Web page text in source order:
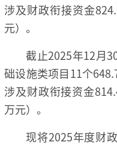
涉及财政衔接资金
元）。
截止2025年12月
础设施类项目11个
涉及财政衔接资金
万元）。
现将2025年度财